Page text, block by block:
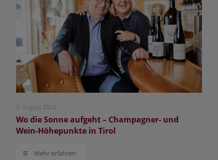
2. August 2023
Wo die Sonne aufgeht – Champagner- und
Wein-Höhepunkte in Tirol
Mehr erfahren